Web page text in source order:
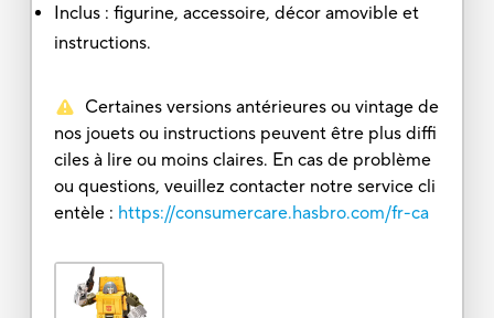
Inclus : figurine, accessoire, décor amovible et
instructions.
Certaines versions antérieures ou vintage de
nos jouets ou instructions peuvent être plus diffi
ciles à lire ou moins claires. En cas de problème
ou questions, veuillez contacter notre service cli
entèle : https://consumercare.hasbro.com/fr-ca